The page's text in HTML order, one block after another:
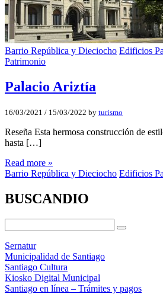
Barrio República y Dieciocho Edificios
Patrimonio
Palacio Ariztí­a
16/03/2021 / 15/03/2022 by turismo
Reseña Esta hermosa construcción de
hasta […]
Read more »
Barrio República y Dieciocho Edificios
BUSCANDIO
Sernatur
Municipalidad de Santiago
Santiago Cultura
Kiosko Digital Municipal
Santiago en línea – Trámites y pagos